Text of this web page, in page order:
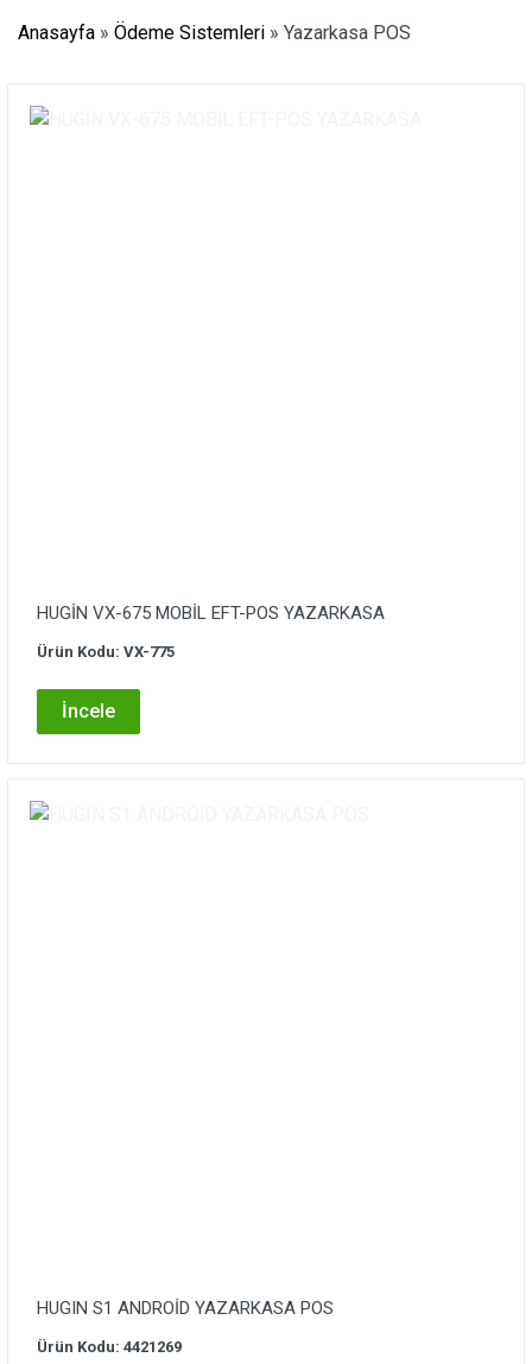
Anasayfa » Ödeme Sistemleri » Yazarkasa POS
HUGİN VX-675 MOBİL EFT-POS YAZARKASA
Ürün Kodu: VX-775
İncele
HUGIN S1 ANDROİD YAZARKASA POS
Ürün Kodu: 4421269